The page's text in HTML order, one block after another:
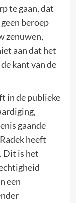
te gaan, dat
beroep
zenuwen,
aan dat het
kant van de
in de publieke
gaande
heeft
Dit is het
een